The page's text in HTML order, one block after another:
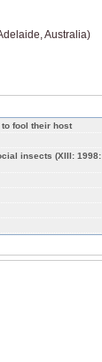
Australia)
fool their host
insects (XIII: 1998: